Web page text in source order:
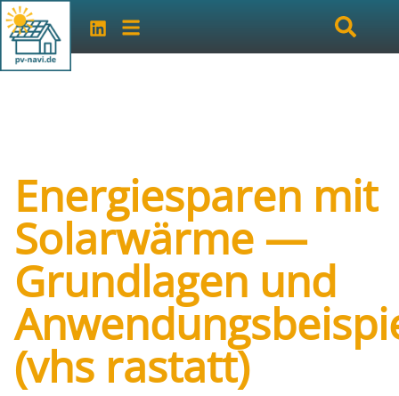
Energiesparen mit
Solarwärme —
Grundlagen und
(vhs rastatt)